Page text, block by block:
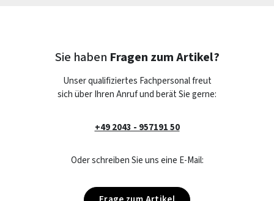
Sie haben Fragen zum Artikel?
Unser qualifiziertes Fachpersonal freut
sich über Ihren Anruf und berät Sie gerne:
+49 2043 - 957191 50
Oder schreiben Sie uns eine E-Mail: